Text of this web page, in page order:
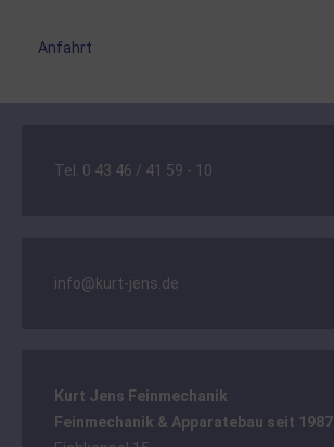
Anfahrt
Tel. 0 43 46 / 41 59 - 10
info@kurt-jens.de
Kurt Jens Feinmechanik
Feinmechanik & Apparatebau seit 1987